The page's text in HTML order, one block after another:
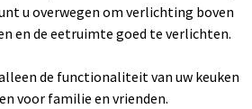
u overwegen om verlichting boven
en de eetruimte goed te verlichten.
de functionaliteit van uw keuken
voor familie en vrienden.